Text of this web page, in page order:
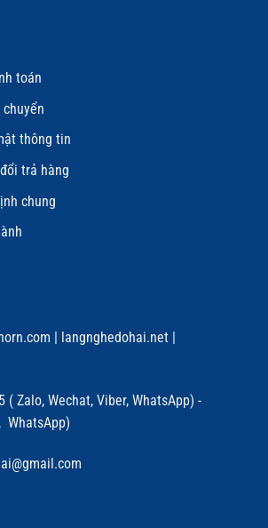
toán
thông tin
trả hàng
chung
| langnghedohai.net |
( Zalo, Wechat, Viber, WhatsApp) -
WhatsApp)